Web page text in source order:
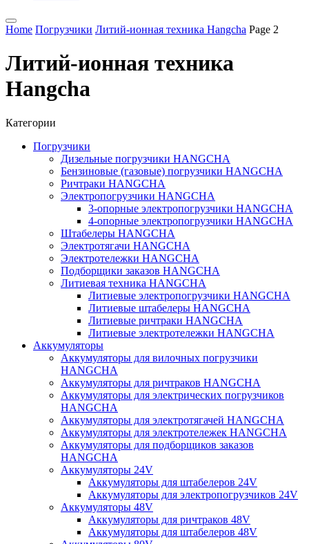
Home Погрузчики Литий-ионная техника Hangcha Page 2
Литий-ионная техника
Hangcha
Категории
Погрузчики
Дизельные погрузчики HANGCHA
Бензиновые (газовые) погрузчики HANGCHA
Ричтраки HANGCHA
Электропогрузчики HANGCHA
3-опорные электропогрузчики HANGCHA
4-опорные электропогрузчики HANGCHA
Штабелеры HANGCHA
Электротягачи HANGCHA
Электротележки HANGCHA
Подборщики заказов HANGCHA
Литиевая техника HANGCHA
Литиевые электропогрузчики HANGCHA
Литиевые штабелеры HANGCHA
Литиевые ричтраки HANGCHA
Литиевые электротележки HANGCHA
Аккумуляторы
Аккумуляторы для вилочных погрузчики
HANGCHA
Аккумуляторы для ричтраков HANGCHA
Аккумуляторы для электрических погрузчиков
HANGCHA
Аккумуляторы для электротягачей HANGCHA
Аккумуляторы для электротележек HANGCHA
Аккумуляторы для подборщиков заказов
HANGCHA
Аккумуляторы 24V
Аккумуляторы для штабелеров 24V
Аккумуляторы для электропогрузчиков 24V
Аккумуляторы 48V
Аккумуляторы для ричтраков 48V
Аккумуляторы для штабелеров 48V